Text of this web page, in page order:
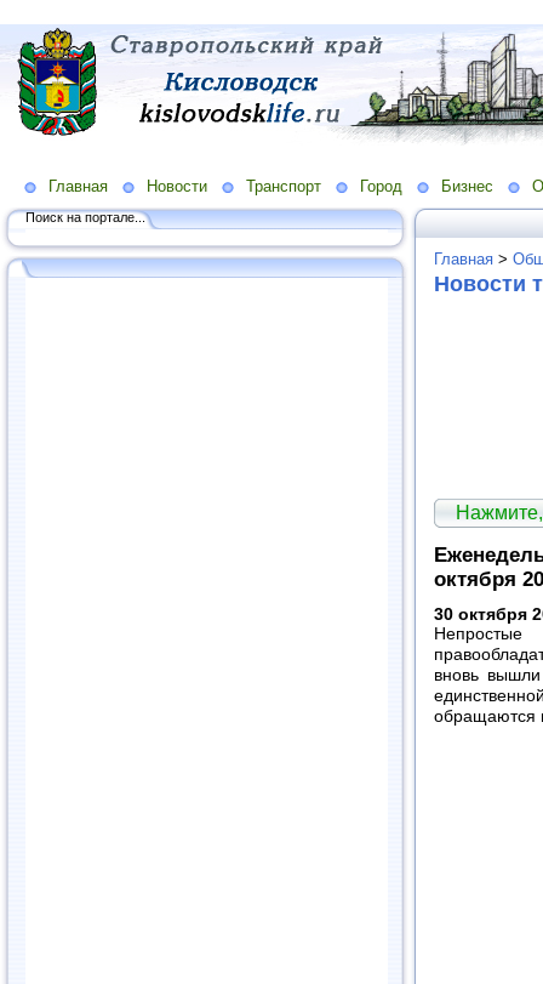
Главная Новости Транспорт Город Бизнес
Поиск на портале...
Главная >
Новости
октября
30 октября
вновь
обращаются